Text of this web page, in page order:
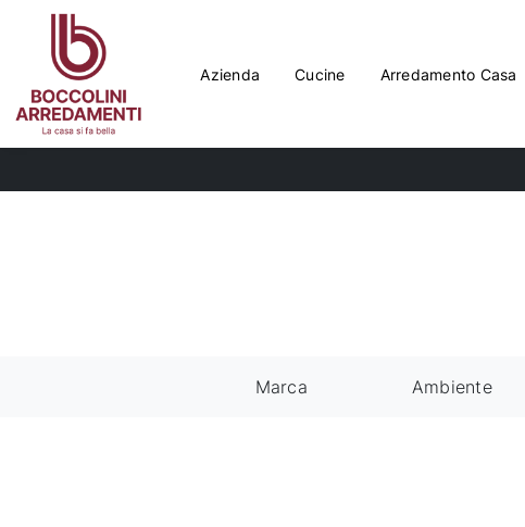
Azienda Cucine Arredamento Casa
Marca Ambiente